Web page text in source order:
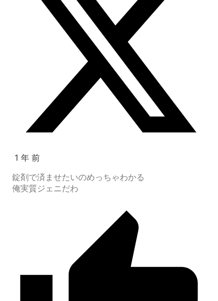
1 年 前
錠剤で済ませたいのめっちゃわかる
俺実質ジェニだわ